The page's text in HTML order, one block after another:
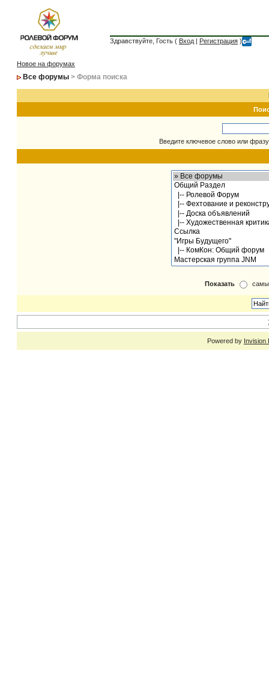
Здравствуйте, Гость ( Вход | Регистрация )
Новое на форумах
Все форумы > Форма поиска
Введите ключевое слово или
Показать
Powered by Invision